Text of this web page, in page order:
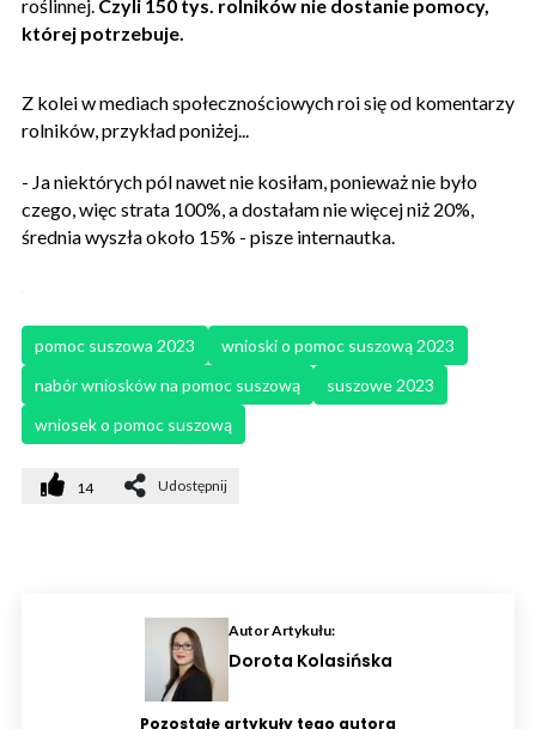
roślinnej. Czyli 150 tys. rolników nie dostanie pomocy,
której potrzebuje.
Z kolei w mediach społecznościowych roi się od komentarzy
rolników, przykład poniżej...
- Ja niektórych pól nawet nie kosiłam, ponieważ nie było
czego, więc strata 100%, a dostałam nie więcej niż 20%,
średnia wyszła około 15% - pisze internautka.
pomoc suszowa 2023
wnioski o pomoc suszową 2023
nabór wniosków na pomoc suszową
suszowe 2023
wniosek o pomoc suszową
14 Udostępnij
Autor Artykułu:
Dorota Kolasińska
Pozostałe artykuły tego autora